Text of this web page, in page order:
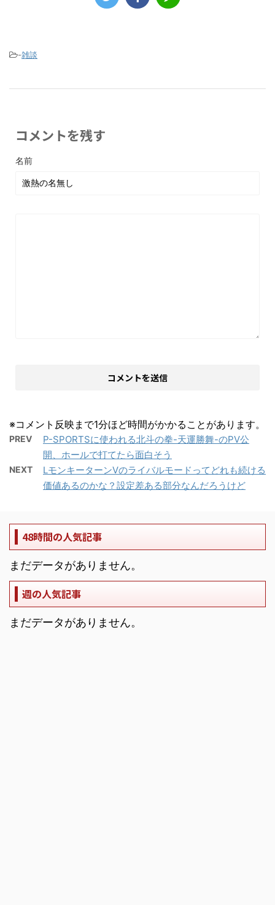
-雑談
コメントを残す
名前
※コメント反映まで1分ほど時間がかかることがあります。
PREV
P-SPORTSに使われる北斗の拳-天運勝舞-のPV公
開、ホールで打てたら面白そう
NEXT
LモンキーターンVのライバルモードってどれも続ける
価値あるのかな？設定差ある部分なんだろうけど
48時間の人気記事
まだデータがありません。
週の人気記事
まだデータがありません。